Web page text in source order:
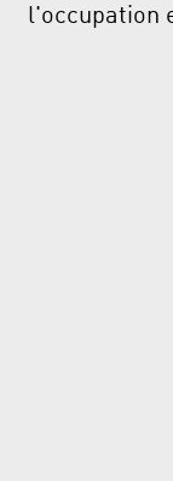
l'occupation